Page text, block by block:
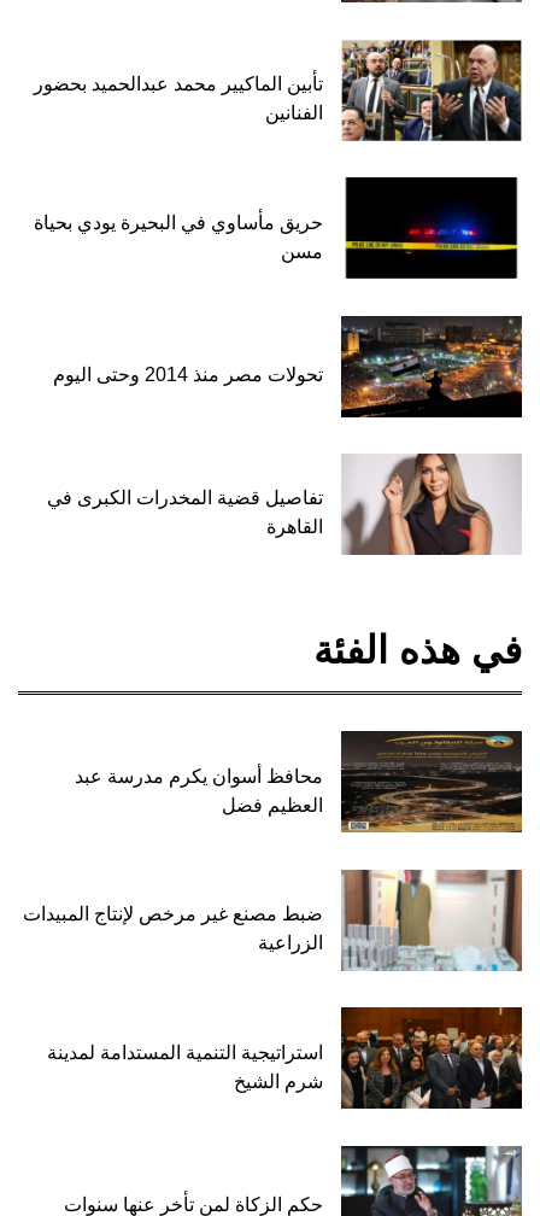
تأبين الماكيير محمد عبدالحميد بحضور
الفنانين
حريق مأساوي في البحيرة يودي بحياة
مسن
تحولات مصر منذ 2014 وحتى اليوم
تفاصيل قضية المخدرات الكبرى في
القاهرة
في هذه الفئة
محافظ أسوان يكرم مدرسة عبد
العظيم فضل
ضبط مصنع غير مرخص لإنتاج المبيدات
الزراعية
استراتيجية التنمية المستدامة لمدينة
شرم الشيخ
حكم الزكاة لمن تأخر عنها سنوات